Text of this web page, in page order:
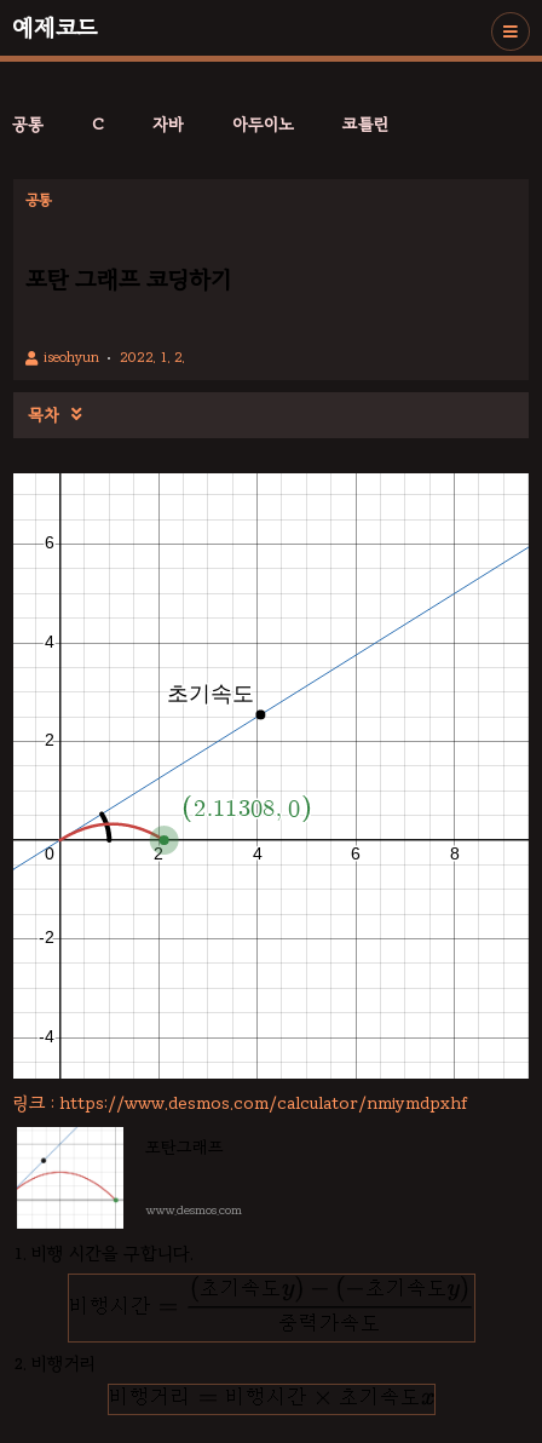
예제코드
공통 C 자바 아두이노 코틀린
공통
포탄 그래프 코딩하기
iseohyun 2022. 1. 2.
목차 
링크 : https://www.desmos.com/calculator/nmiymdpxhf
포탄그래프
www.desmos.com
1. 비행 시간을 구합니다.
2. 비행거리